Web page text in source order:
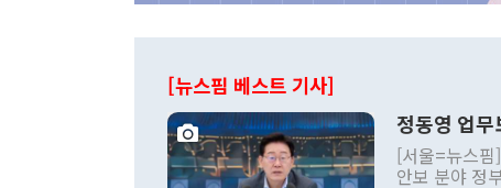
[뉴스핌 베스트 기사]
정동영 업
[서울=뉴스핌
안보 분야 정